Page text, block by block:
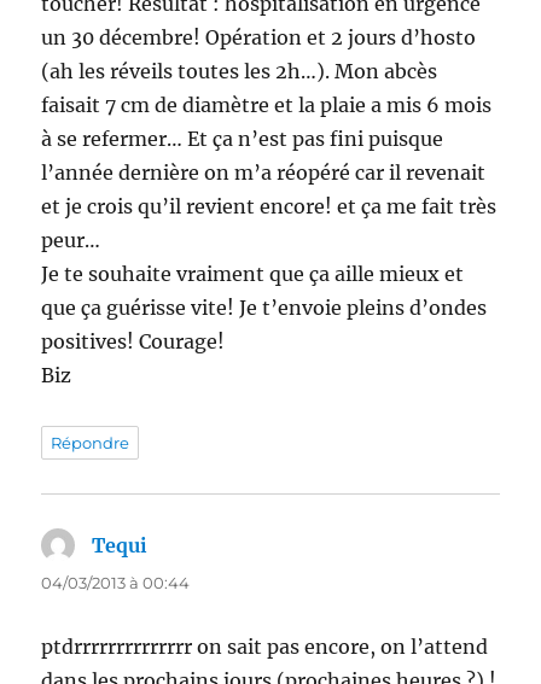
un 30 décembre! Opération et 2 jours d’hosto
(ah les réveils toutes les 2h…). Mon abcès
faisait 7 cm de diamètre et la plaie a mis 6 mois
à se refermer… Et ça n’est pas fini puisque
l’année dernière on m’a réopéré car il revenait
et je crois qu’il revient encore! et ça me fait très
peur…
Je te souhaite vraiment que ça aille mieux et
que ça guérisse vite! Je t’envoie pleins d’ondes
positives! Courage!
Biz
Répondre
Tequi
04/03/2013 à 00:44
ptdrrrrrrrrrrrrrr on sait pas encore, on l’attend